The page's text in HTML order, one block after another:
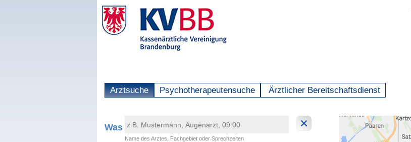
Arztsuche Psychotherapeutensuche Ärztlicher Bereitschaftsdienst
Was
Name des Arztes, Fachgebiet oder Sprechzeiten